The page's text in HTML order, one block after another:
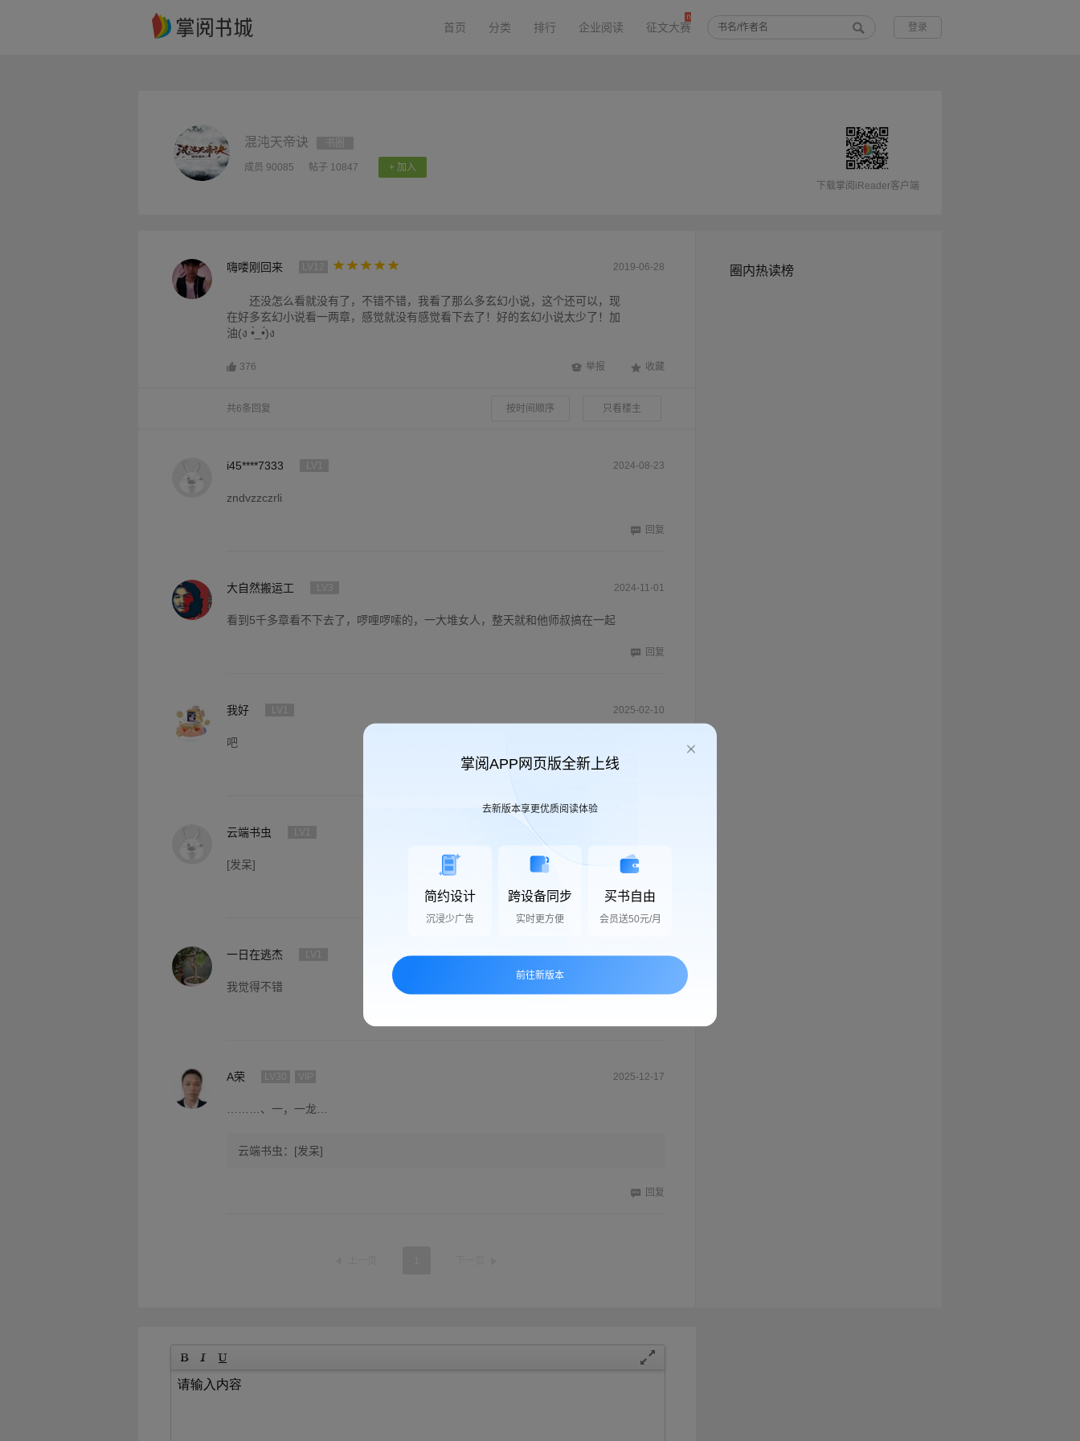
首页 分类 排行 企业阅读 征文大赛 登录
混沌天帝诀
成员 90085 帖子 10847
+ 加入
下载掌阅iReader客户端
嗨喽刚回来 2019-06-28
还没怎么看就没有了，不错不错，我看了那么多玄幻小说，这个还可以，现
在好多玄幻小说看一两章，感觉就没有感觉看下去了！好的玄幻小说太少了！加
油(ง •̀_•́)ง
376 举报 收藏
共6条回复 按时间顺序 只看楼主
i45****7333 2024-08-23
zndvzzczrli
回复
大自然搬运工 2024-11-01
看到5千多章看不下去了，啰哩啰嗦的，一大堆女人，整天就和他师叔搞在一起
回复
我好 2025-02-10
吧
云端书虫
[发呆]
回复
一日在逃杰 2025-08-12
我觉得不错
A荣 2025-12-17
………、一，一龙…
云端书虫：[发呆]
回复
圈内热读榜
掌阅APP网页版全新上线
去新版本享更优质阅读体验
简约设计
沉浸少广告
跨设备同步
实时更方便
买书自由
会员送50元/月
前往新版本